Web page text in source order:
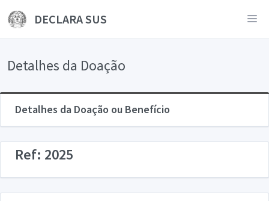
DECLARA SUS
Detalhes da Doação
Detalhes da Doação ou Benefício
Ref: 2025